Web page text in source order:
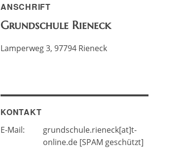
ANSCHRIFT
Grundschule Rieneck
Lamperweg 3, 97794 Rieneck
KONTAKT
E-Mail:
grundschule.rieneck[at]t-
online.de [SPAM geschützt]